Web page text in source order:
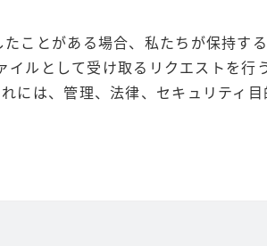
ことがある場合、私たちが保持す
ルとして受け取るリクエストを行
には、管理、法律、セキュリティ